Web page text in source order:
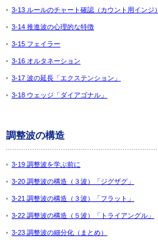
3-13 ルールのチャート確認（カウント用インジ）
3-14 推進波の心理的な特徴
3-15 フェイラー
3-16 オルタネーション
3-17 波の延長「エクステンション」
3-18 ウェッジ「ダイアゴナル」
調整波の構造
3-19 調整波を学ぶ前に
3-20 調整波の構造（３波）「ジグザグ」
3-21 調整波の構造（３波）「フラット」
3-22 調整波の構造（５波）「トライアングル」
3-23 調整波の細分化（まとめ）